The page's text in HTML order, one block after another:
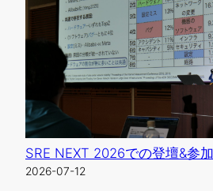
SRE NEXT 2026での登壇&参
2026-07-12